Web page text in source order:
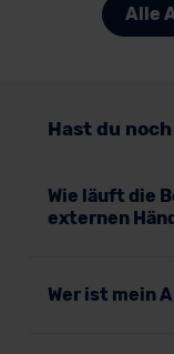
Alle
Hast du
Wie läuft die
externen
Wer ist mein